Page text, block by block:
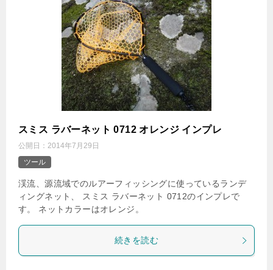
スミス ラバーネット 0712 オレンジ インプレ
公開日： 2014年7月29日
ツール
渓流、源流域でのルアーフィッシングに使っているランデ
ィングネット、 スミス ラバーネット 0712のインプレで
す。 ネットカラーはオレンジ。
続きを読む